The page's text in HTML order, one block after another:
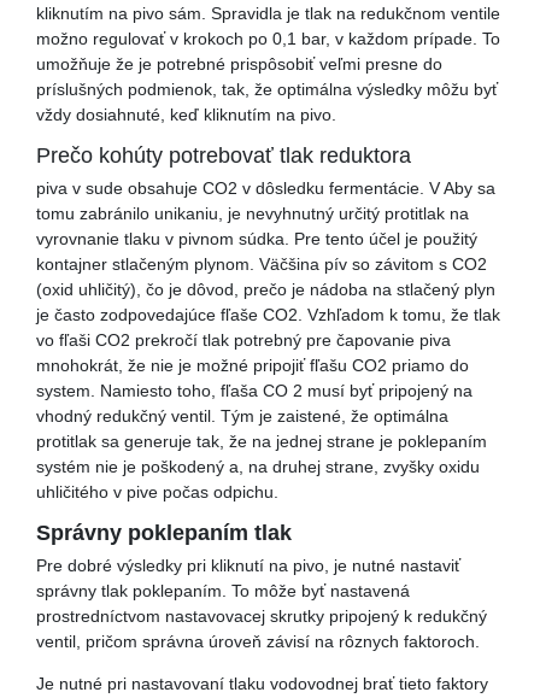
kliknutím na pivo sám. Spravidla je tlak na redukčnom ventile
možno regulovať v krokoch po 0,1 bar, v každom prípade. To
umožňuje že je potrebné prispôsobiť veľmi presne do
príslušných podmienok, tak, že optimálna výsledky môžu byť
vždy dosiahnuté, keď kliknutím na pivo.
Prečo kohúty potrebovať tlak reduktora
piva v sude obsahuje CO2 v dôsledku fermentácie. V Aby sa
tomu zabránilo unikaniu, je nevyhnutný určitý protitlak na
vyrovnanie tlaku v pivnom súdka. Pre tento účel je použitý
kontajner stlačeným plynom. Väčšina pív so závitom s CO2
(oxid uhličitý), čo je dôvod, prečo je nádoba na stlačený plyn
je často zodpovedajúce fľaše CO2. Vzhľadom k tomu, že tlak
vo fľaši CO2 prekročí tlak potrebný pre čapovanie piva
mnohokrát, že nie je možné pripojiť fľašu CO2 priamo do
system. Namiesto toho, fľaša CO 2 musí byť pripojený na
vhodný redukčný ventil. Tým je zaistené, že optimálna
protitlak sa generuje tak, že na jednej strane je poklepaním
systém nie je poškodený a, na druhej strane, zvyšky oxidu
uhličitého v pive počas odpichu.
Správny poklepaním tlak
Pre dobré výsledky pri kliknutí na pivo, je nutné nastaviť
správny tlak poklepaním. To môže byť nastavená
prostredníctvom nastavovacej skrutky pripojený k redukčný
ventil, pričom správna úroveň závisí na rôznych faktoroch.
Je nutné pri nastavovaní tlaku vodovodnej brať tieto faktory